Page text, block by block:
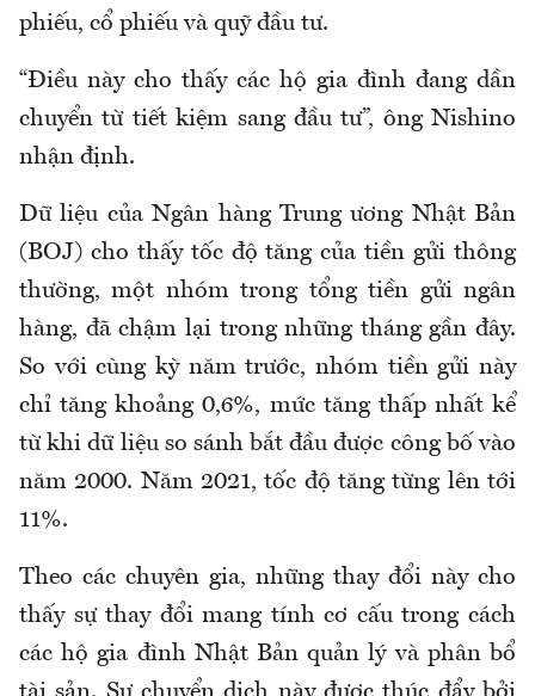
phiếu, cổ phiếu và quỹ đầu tư.
“Điều này cho thấy các hộ gia đình đang dần
chuyển từ tiết kiệm sang đầu tư”, ông Nishino
nhận định.
Dữ liệu của Ngân hàng Trung ương Nhật Bản
(BOJ) cho thấy tốc độ tăng của tiền gửi thông
thường, một nhóm trong tổng tiền gửi ngân
hàng, đã chậm lại trong những tháng gần đây.
So với cùng kỳ năm trước, nhóm tiền gửi này
chỉ tăng khoảng 0,6%, mức tăng thấp nhất kể
từ khi dữ liệu so sánh bắt đầu được công bố vào
năm 2000. Năm 2021, tốc độ tăng từng lên tới
11%.
Theo các chuyên gia, những thay đổi này cho
thấy sự thay đổi mang tính cơ cấu trong cách
các hộ gia đình Nhật Bản quản lý và phân bổ